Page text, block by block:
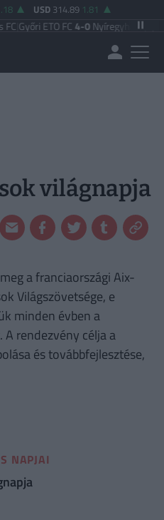
USD 314.89 1.81
Győri ETO FC4-0Nyíregyháza
világnapja
a franciaországi Aix-
Világszövetsége, e
minden évben a
A rendezvény célja a
és továbbfejlesztése,
NAPJAI